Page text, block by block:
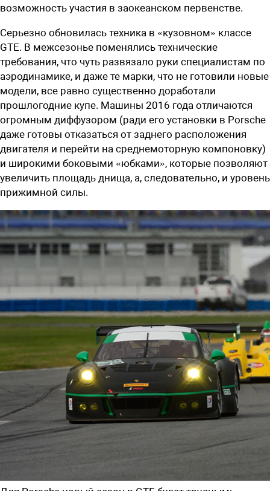
возможность участия в заокеанском первенстве.
Серьезно обновилась техника в «кузовном» классе
GTE. В межсезонье поменялись технические
требования, что чуть развязало руки специалистам по
аэродинамике, и даже те марки, что не готовили новые
модели, все равно существенно доработали
прошлогодние купе. Машины 2016 года отличаются
огромным диффузором (ради его установки в Porsche
даже готовы отказаться от заднего расположения
двигателя и перейти на среднемоторную компоновку)
и широкими боковыми «юбками», которые позволяют
увеличить площадь днища, а, следовательно, и уровень
прижимной силы.